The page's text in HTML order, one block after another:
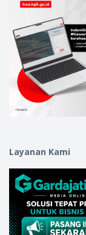
Layanan Kami